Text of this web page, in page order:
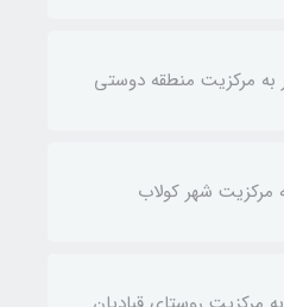
به مركزيت منطقه دوستی
مركزيت شهر كولاب